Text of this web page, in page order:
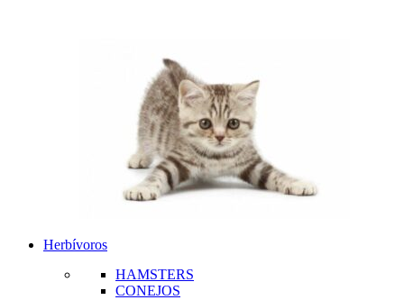
Herbívoros
HAMSTERS
CONEJOS